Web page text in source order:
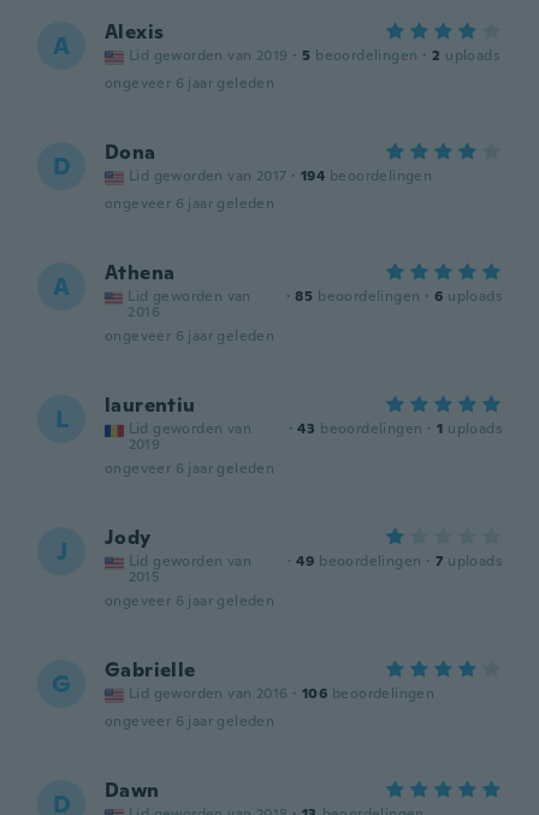
A Alexis
Lid geworden van 2019 · 5 beoordelingen · 2 uploads
ongeveer 6 jaar geleden
D Dona
Lid geworden van 2017 · 194 beoordelingen
ongeveer 6 jaar geleden
A Athena
Lid geworden van
2016
· 85 beoordelingen · 6 uploads
ongeveer 6 jaar geleden
L laurentiu
Lid geworden van
2019
· 43 beoordelingen · 1 uploads
ongeveer 6 jaar geleden
J Jody
Lid geworden van
2015
· 49 beoordelingen · 7 uploads
ongeveer 6 jaar geleden
G Gabrielle
Lid geworden van 2016 · 106 beoordelingen
ongeveer 6 jaar geleden
D Dawn